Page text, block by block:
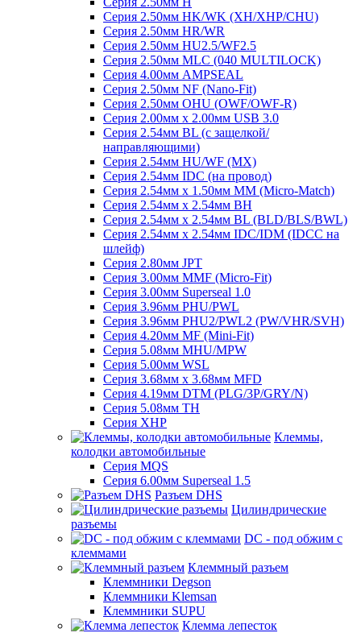
Серия 2.50мм HK/WK (XH/XHP/CHU)
Серия 2.50мм HR/WR
Серия 2.50мм HU2.5/WF2.5
Серия 2.50мм MLC (040 MULTILOCK)
Серия 4.00мм AMPSEAL
Серия 2.50мм NF (Nano-Fit)
Серия 2.50мм OHU (OWF/OWF-R)
Серия 2.00мм x 2.00мм USB 3.0
Серия 2.54мм BL (с защелкой/
направляющими)
Серия 2.54мм HU/WF (MX)
Серия 2.54мм IDC (на провод)
Серия 2.54мм х 1.50мм MM (Micro-Match)
Серия 2.54мм х 2.54мм BH
Серия 2.54мм х 2.54мм BL (BLD/BLS/BWL)
Серия 2.54мм х 2.54мм IDC/IDM (IDCC на
шлейф)
Серия 2.80мм JPT
Серия 3.00мм MMF (Micro-Fit)
Серия 3.00мм Superseal 1.0
Серия 3.96мм PHU/PWL
Серия 3.96мм PHU2/PWL2 (PW/VHR/SVH)
Серия 4.20мм MF (Mini-Fit)
Серия 5.08мм MHU/MPW
Серия 5.00мм WSL
Серия 3.68мм х 3.68мм MFD
Серия 4.19мм DTM (PLG/3P/GRY/N)
Серия 5.08мм TH
Серия XHP
Клеммы,
колодки автомобильные
Серия MQS
Серия 6.00мм Superseal 1.5
Разъем DHS
Цилиндрические
разъемы
DC - под обжим с
клеммами
Клеммный разъем
Клеммники Degson
Клеммники Klemsan
Клеммники SUPU
Клемма лепесток